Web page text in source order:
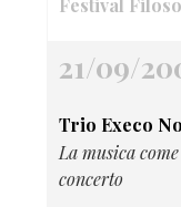
Festival
21/09/
Trio Execo
La musica
concerto